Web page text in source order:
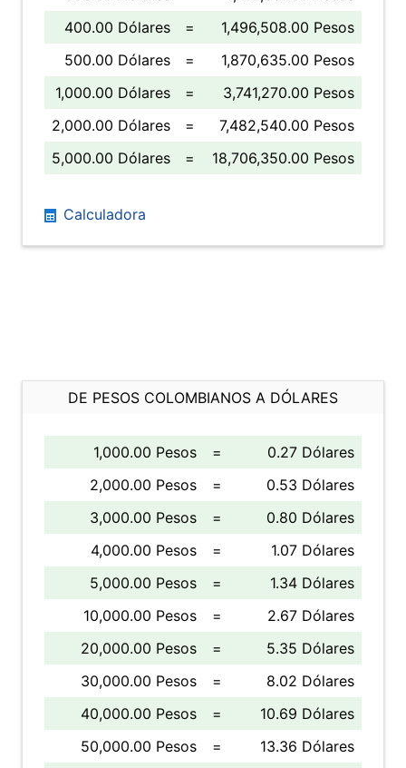
400.00 Dólares
=
1,496,508.00 Pesos
500.00 Dólares
=
1,870,635.00 Pesos
1,000.00 Dólares
=
3,741,270.00 Pesos
2,000.00 Dólares
=
7,482,540.00 Pesos
5,000.00 Dólares
= 18,706,350.00 Pesos
Calculadora
DE PESOS COLOMBIANOS A DÓLARES
1,000.00 Pesos =
0.27 Dólares
2,000.00 Pesos
=
0.53 Dólares
3,000.00 Pesos
=
0.80 Dólares
4,000.00 Pesos
=
1.07 Dólares
5,000.00 Pesos
=
1.34 Dólares
10,000.00 Pesos
=
2.67 Dólares
20,000.00 Pesos
=
5.35 Dólares
30,000.00 Pesos
=
8.02 Dólares
40,000.00 Pesos
=
10.69 Dólares
50,000.00 Pesos
= 13.36 Dólares